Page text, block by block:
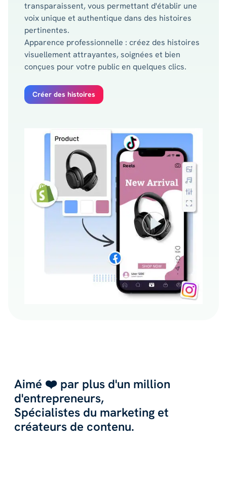
transparaissent, vous permettant d'établir une
voix unique et authentique dans des histoires
pertinentes.
Apparence professionnelle : créez des histoires
visuellement attrayantes, soignées et bien
conçues pour votre public en quelques clics.
Créer des histoires
Aimé ❤️ par plus d'un million
d'entrepreneurs,
Spécialistes du marketing et
créateurs de contenu.